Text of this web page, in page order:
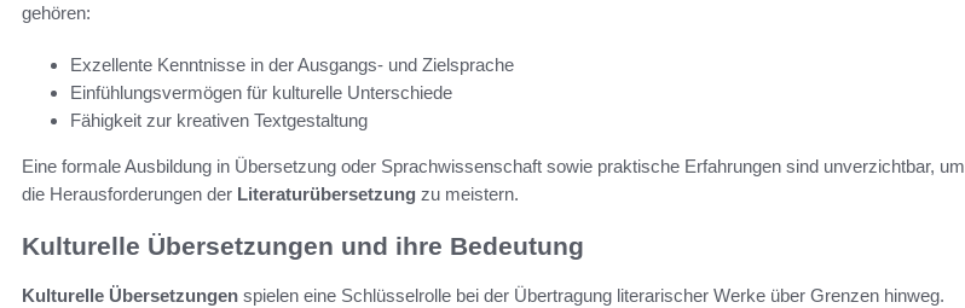
gehören:
Exzellente Kenntnisse in der Ausgangs- und Zielsprache
Einfühlungsvermögen für kulturelle Unterschiede
Fähigkeit zur kreativen Textgestaltung
Eine formale Ausbildung in Übersetzung oder Sprachwissenschaft sowie praktische Erfahrungen sind unverzichtbar, um
die Herausforderungen der Literaturübersetzung zu meistern.
Kulturelle Übersetzungen und ihre Bedeutung
Kulturelle Übersetzungen spielen eine Schlüsselrolle bei der Übertragung literarischer Werke über Grenzen hinweg.